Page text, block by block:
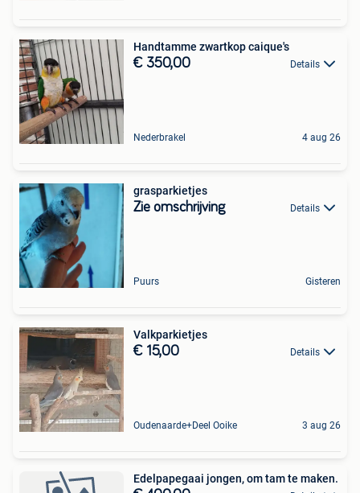
Handtamme zwartkop caique's
€ 350,00 Details
Nederbrakel 4 aug 26
grasparkietjes
Zie omschrijving Details
Puurs Gisteren
Valkparkietjes
€ 15,00 Details
Oudenaarde+Deel Ooike 3 aug 26
Edelpapegaai jongen, om tam te maken.